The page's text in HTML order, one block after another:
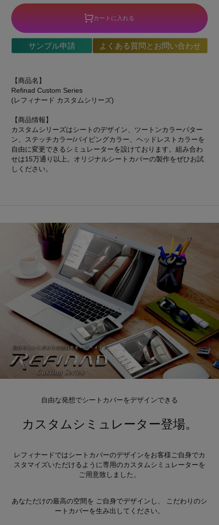
カートに入れる
サンプル申請 よくある質問とお問い合わせ
【商品名】
Refinad Custom Series
(レフィナード カスタムシリーズ)
【商品情報】
カスタムシリーズはシートのデザイン、ツートンカラーパター
ン、ステッチカラー/パイピングカラー、ヘッドレストカラーを
自由に変更できるシミュレーターを設けております。組み合わ
せは15万通り以上。オリジナルシートカバーの製作をぜひお試
しください。
自由な発想でシートカバーをデザインできる
カスタムシミュレーター登場。
レフィナードではシートカバーのデザインをお客様ご自身でカ
スタマイズいただけるように専用のカスタムシミュレーターを
ご用意致しました。
あなただけの最高の空間を ご自身でデザインし、 こだわりのシ
ートカバーを生み出してください。